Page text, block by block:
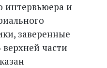
интервьюера и
заверенные
части